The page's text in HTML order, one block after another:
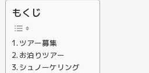
もくじ
ツアー募集
お泊りツアー
シュノーケリング